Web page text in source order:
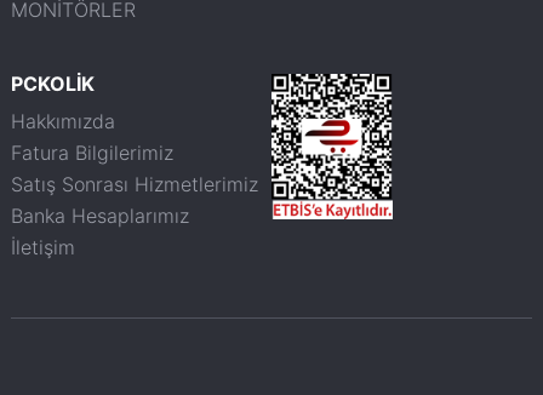
MONİTÖRLER
PCKOLİK
Hakkımızda
Fatura Bilgilerimiz
Satış Sonrası Hizmetlerimiz
Banka Hesaplarımız
İletişim